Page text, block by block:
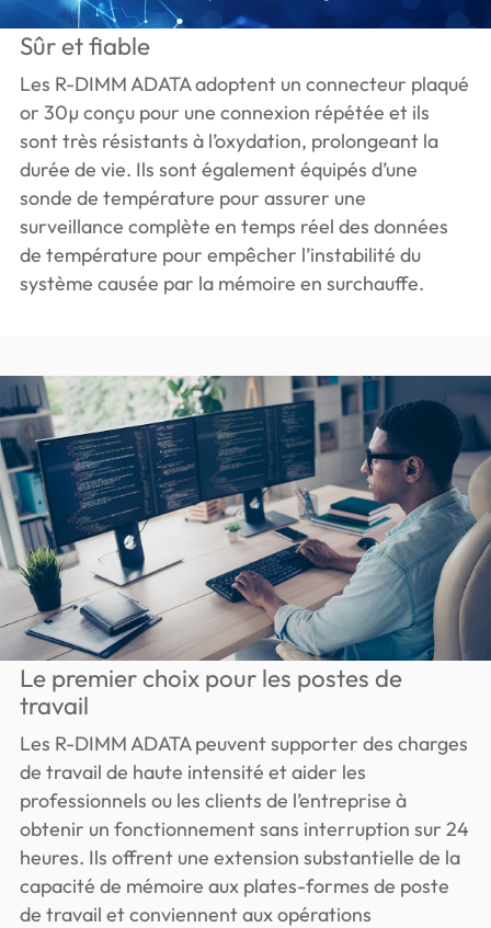
Sûr et fiable
Les R-DIMM ADATA adoptent un connecteur plaqué
or 30µ conçu pour une connexion répétée et ils
sont très résistants à l’oxydation, prolongeant la
durée de vie. Ils sont également équipés d’une
sonde de température pour assurer une
surveillance complète en temps réel des données
de température pour empêcher l’instabilité du
système causée par la mémoire en surchauffe.
Le premier choix pour les postes de
travail
Les R-DIMM ADATA peuvent supporter des charges
de travail de haute intensité et aider les
professionnels ou les clients de l’entreprise à
obtenir un fonctionnement sans interruption sur 24
heures. Ils offrent une extension substantielle de la
capacité de mémoire aux plates-formes de poste
de travail et conviennent aux opérations